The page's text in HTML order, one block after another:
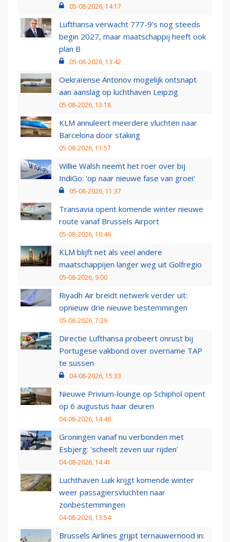
05-08-2026, 14:17
Lufthansa verwacht 777-9’s nog steeds
begin 2027, maar maatschappij heeft ook
plan B
05-08-2026, 13:42
Oekraïense Antonov mogelijk ontsnapt
aan aanslag op luchthaven Leipzig
05-08-2026, 13:18
KLM annuleert meerdere vluchten naar
Barcelona door staking
05-08-2026, 11:57
Willie Walsh neemt het roer over bij
IndiGo: 'op naar nieuwe fase van groei'
05-08-2026, 11:37
Transavia opent komende winter nieuwe
route vanaf Brussels Airport
05-08-2026, 10:46
KLM blijft net als veel andere
maatschappijen langer weg uit Golfregio
05-08-2026, 9:00
Riyadh Air breidt netwerk verder uit:
opnieuw drie nieuwe bestemmingen
05-08-2026, 7:29
Directie Lufthansa probeert onrust bij
Portugese vakbond over overname TAP
te sussen
04-08-2026, 15:33
Nieuwe Privium-lounge op Schiphol opent
op 6 augustus haar deuren
04-08-2026, 14:46
Groningen vanaf nu verbonden met
Esbjerg: 'scheelt zeven uur rijden'
04-08-2026, 14:41
Luchthaven Luik krijgt komende winter
weer passagiersvluchten naar
zonbestemmingen
04-08-2026, 13:54
Brussels Airlines grijpt ternauwernood in: